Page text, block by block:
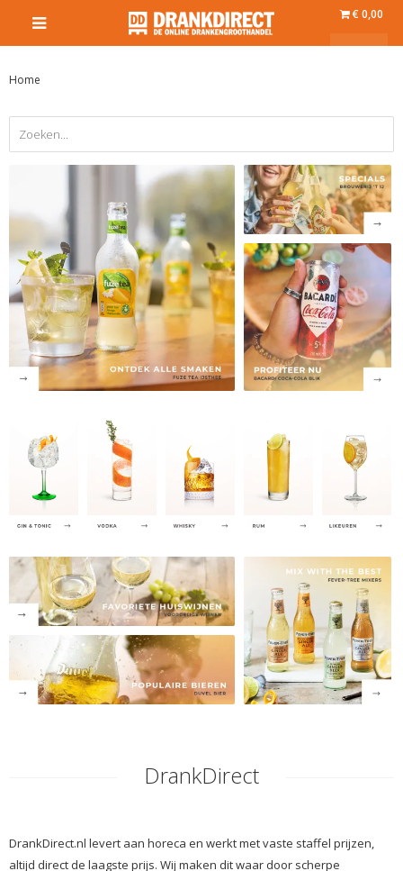
€ 0,00
Home
DrankDirect
DrankDirect.nl levert aan horeca en werkt met vaste staffel prijzen,
altijd direct de laagste prijs. Wij maken dit waar door scherpe